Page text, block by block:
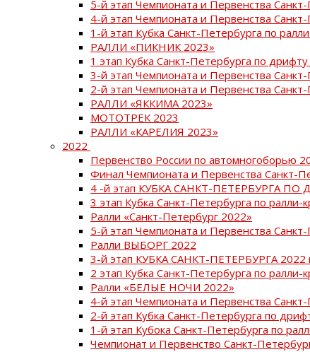
5-й этап Чемпионата и Первенства
4-й этап Чемпионата и Первенства
1-й этап Кубка Санкт-Петербурга по
РАЛЛИ «ПИКНИК 2023»
1 этап Кубка Санкт-Петербурга по
3-й этап Чемпионата и Первенства
2-й этап Чемпионата и Первенства
РАЛЛИ «ЯККИМА 2023»
МОТОТРЕК 2023
РАЛЛИ «КАРЕЛИЯ 2023»
2022
Первенство России по автомногоборью
Финал Чемпионата и Первенства Санкт-
4 -й этап КУБКА САНКТ-ПЕТЕРБУРГА ПО
3 этап Кубка Санкт-Петербурга по ралли-
Ралли «Санкт-Петербург 2022»
5-й этап Чемпионата и Первенства
Ралли ВЫБОРГ 2022
3-й этап КУБКА САНКТ-ПЕТЕРБУРГА 2022
2 этап Кубка Санкт-Петербурга по ралли-
Ралли «БЕЛЫЕ НОЧИ 2022»
4-й этап Чемпионата и Первенства
2-й этап Кубка Санкт-Петербурга по
1-й этап Кубока Санкт-Петербурга по
Чемпионат и Первенство Санкт-